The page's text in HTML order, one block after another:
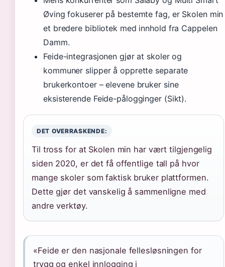
Øving fokuserer på bestemte fag, er Skolen min
et bredere bibliotek med innhold fra Cappelen
Damm.
Feide-integrasjonen gjør at skoler og
kommuner slipper å opprette separate
brukerkontoer – elevene bruker sine
eksisterende Feide-pålogginger (Sikt).
DET OVERRASKENDE:
Til tross for at Skolen min har vært tilgjengelig
siden 2020, er det få offentlige tall på hvor
mange skoler som faktisk bruker plattformen.
Dette gjør det vanskelig å sammenligne med
andre verktøy.
«Feide er den nasjonale fellesløsningen for
trygg og enkel innlogging i